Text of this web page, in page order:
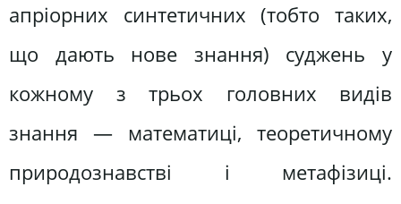
апріорних синтетичних (тобто таких,
що дають нове знання) суджень у
кожному з трьох головних видів
знання — математиці, теоретичному
природознавстві і метафізиці.